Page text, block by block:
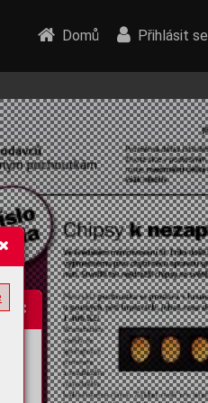
Domů Přihlásit se